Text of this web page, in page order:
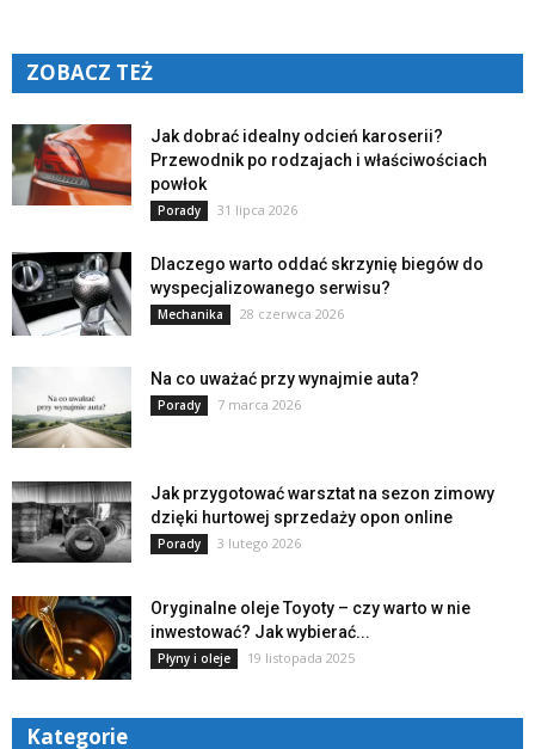
ZOBACZ TEŻ
Jak dobrać idealny odcień karoserii?
Przewodnik po rodzajach i właściwościach
powłok
Porady 31 lipca 2026
Dlaczego warto oddać skrzynię biegów do
wyspecjalizowanego serwisu?
Mechanika 28 czerwca 2026
Na co uważać przy wynajmie auta?
Porady 7 marca 2026
Jak przygotować warsztat na sezon zimowy
dzięki hurtowej sprzedaży opon online
Porady 3 lutego 2026
Oryginalne oleje Toyoty – czy warto w nie
inwestować? Jak wybierać...
Płyny i oleje 19 listopada 2025
Kategorie